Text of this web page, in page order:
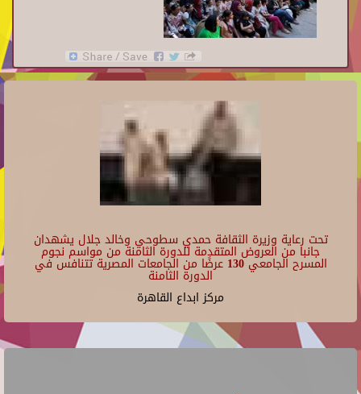
تحت رعاية وزيرة الثقافة حمدي سطوحي وخالد جلال يشهدان
جانبا من العروض المتقدمة للدورة الثامنة من مواسم نجوم
المسرح الجامعي 130 عرضًا من الجامعات المصرية تتنافس في
الدورة الثامنة
مركز ابداع القاهرة